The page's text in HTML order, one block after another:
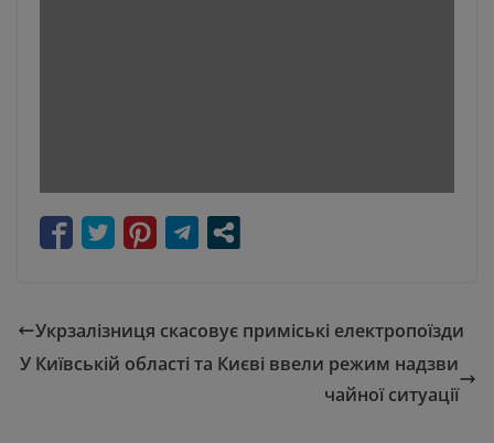
Укрзалізниця скасовує приміські електропоїзди
У Київській області та Києві ввели режим надзви
чайної ситуації